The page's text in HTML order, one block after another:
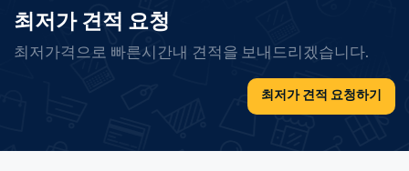
최저가 견적 요청
최저가격으로 빠른시간내 견적을 보내드리겠습니다.
최저가 견적 요청하기